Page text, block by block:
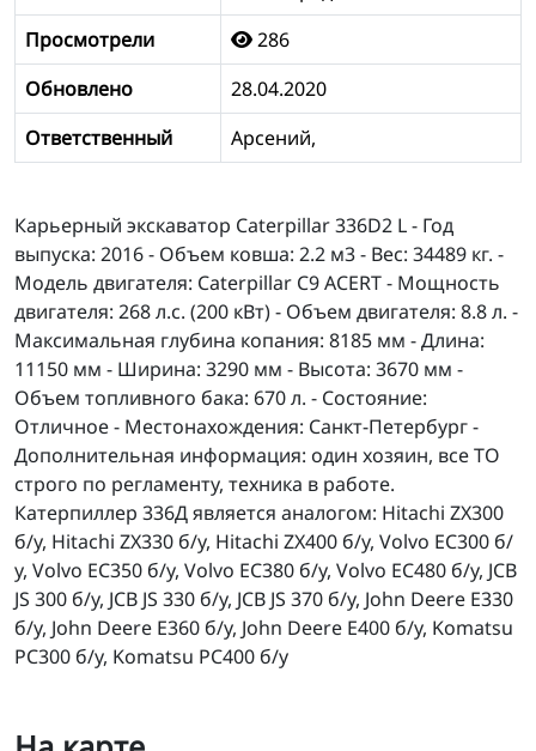
Просмотрели
286
Обновлено
28.04.2020
Ответственный
Арсений,
Карьерный экскаватор Caterpillar 336D2 L - Год
выпуска: 2016 - Объем ковша: 2.2 м3 - Вес: 34489 кг. -
Модель двигателя: Caterpillar C9 ACERT - Мощность
двигателя: 268 л.с. (200 кВт) - Объем двигателя: 8.8 л. -
Максимальная глубина копания: 8185 мм - Длина:
11150 мм - Ширина: 3290 мм - Высота: 3670 мм -
Объем топливного бака: 670 л. - Состояние:
Отличное - Местонахождения: Санкт-Петербург -
Дополнительная информация: один хозяин, все ТО
строго по регламенту, техника в работе.
Катерпиллер 336Д является аналогом: Hitachi ZX300
б/у, Hitachi ZX330 б/у, Hitachi ZX400 б/у, Volvo EC300 б/
у, Volvo EC350 б/у, Volvo EC380 б/у, Volvo EC480 б/у, JCB
JS 300 б/у, JCB JS 330 б/у, JCB JS 370 б/у, John Deere E330
б/у, John Deere E360 б/у, John Deere E400 б/у, Komatsu
PC300 б/у, Komatsu PC400 б/у